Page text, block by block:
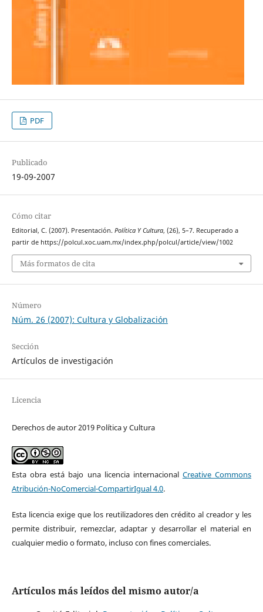
PDF
Publicado
19-09-2007
Cómo citar
Editorial, C. (2007). Presentación. Política Y Cultura, (26), 5–7. Recuperado a
partir de https://polcul.xoc.uam.mx/index.php/polcul/article/view/1002
Más formatos de cita
Número
Núm. 26 (2007): Cultura y Globalización
Sección
Artículos de investigación
Licencia
Derechos de autor 2019 Política y Cultura
Esta obra está bajo una licencia internacional Creative Commons
Atribución-NoComercial-CompartirIgual 4.0.
Esta licencia exige que los reutilizadores den crédito al creador y les
permite distribuir, remezclar, adaptar y desarrollar el material en
cualquier medio o formato, incluso con fines comerciales.
Artículos más leídos del mismo autor/a